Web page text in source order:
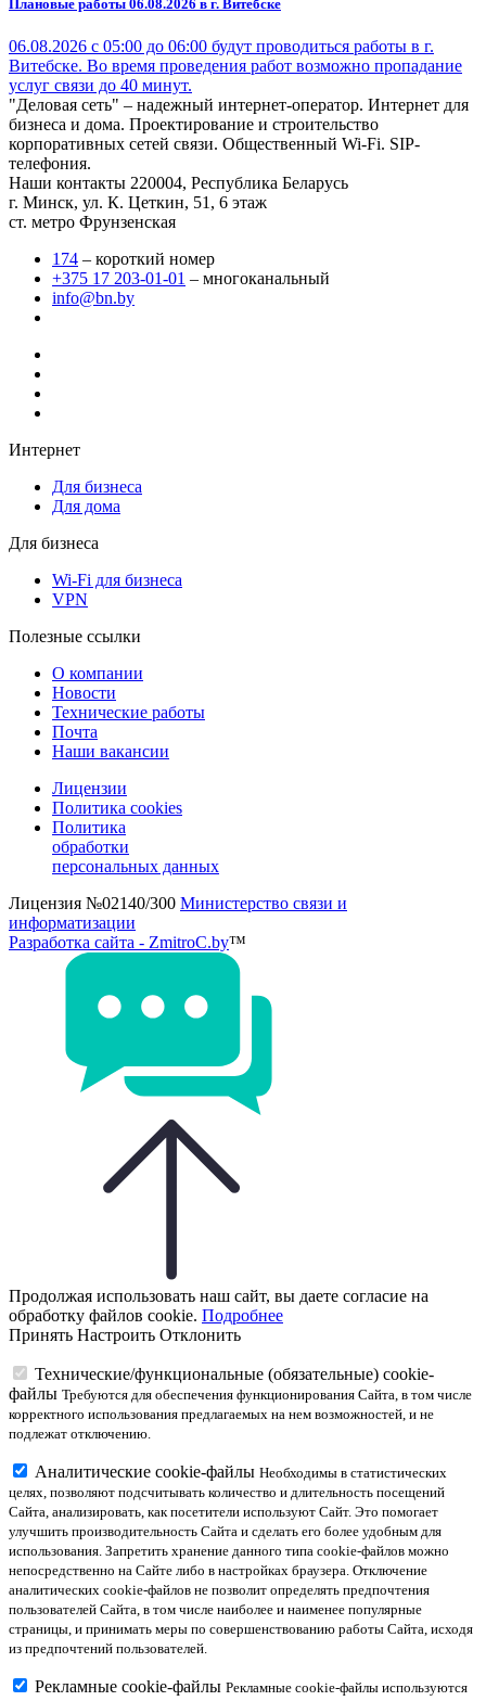
Плановые работы 06.08.2026 в г. Витебске
06.08.2026 с 05:00 до 06:00 будут проводиться работы в г.
Витебске. Во время проведения работ возможно пропадание
услуг связи до 40 минут.
"Деловая сеть" – надежный интернет-оператор. Интернет для
бизнеса и дома. Проектирование и строительство
корпоративных сетей связи. Общественный Wi-Fi. SIP-
телефония.
Наши контакты 220004, Республика Беларусь
г. Минск, ул. К. Цеткин, 51, 6 этаж
ст. метро Фрунзенская
174 – короткий номер
+375 17 203-01-01 – многоканальный
info@bn.by
Интернет
Для бизнеса
Для дома
Для бизнеса
Wi-Fi для бизнеса
VPN
Полезные ссылки
О компании
Новости
Технические работы
Почта
Наши вакансии
Лицензии
Политика cookies
Политика
обработки
персональных данных
Лицензия №02140/300 Министерство связи и
информатизации
Разработка сайта - ZmitroC.by™
Продолжая использовать наш сайт, вы даете согласие на
обработку файлов cookie. Подробнее
Принять Настроить Отклонить
Технические/функциональные (обязательные) cookie-
файлы Требуются для обеспечения функционирования Сайта, в том числе
корректного использования предлагаемых на нем возможностей, и не
подлежат отключению.
Аналитические cookie-файлы Необходимы в статистических
целях, позволяют подсчитывать количество и длительность посещений
Сайта, анализировать, как посетители используют Сайт. Это помогает
улучшить производительность Сайта и сделать его более удобным для
использования. Запретить хранение данного типа cookie-файлов можно
непосредственно на Сайте либо в настройках браузера. Отключение
аналитических cookie-файлов не позволит определять предпочтения
пользователей Сайта, в том числе наиболее и наименее популярные
страницы, и принимать меры по совершенствованию работы Сайта, исходя
из предпочтений пользователей.
Рекламные cookie-файлы Рекламные cookie-файлы используются